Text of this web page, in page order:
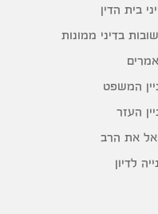
בית הדין
בדיני ממונות
המשפט
העזר
את הרב
לדיון